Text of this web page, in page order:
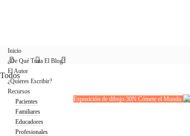
Inicio
¿De Qué Trata El Blog?
El Autor
¿Quieres Escribir?
Recursos
Pacientes
Familiares
Educadores
Profesionales
Todos
Exposición de dibujo 30N Cómete el Mundo